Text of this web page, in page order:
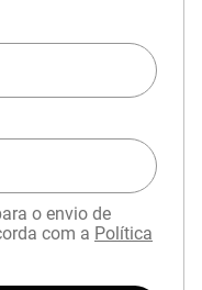
APP
o envio de
com a Política